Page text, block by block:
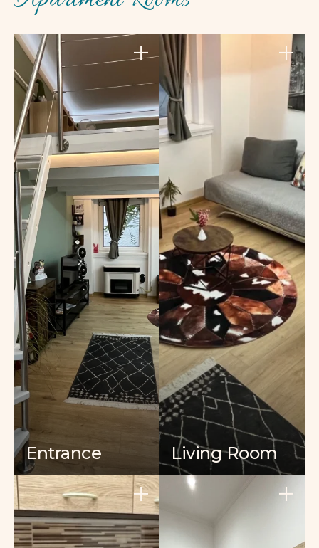
Entrance
+
Living Room
+
+ +